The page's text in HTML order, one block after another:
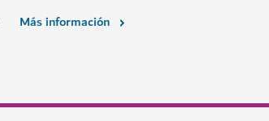
Más información